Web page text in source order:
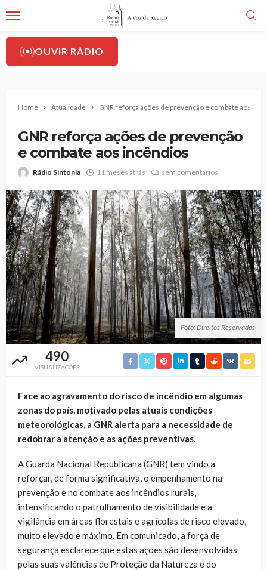
OUVIR RÁDIO
Home Atualidade GNR reforça ações de prevenção e combate aos
GNR reforça ações de prevenção
e combate aos incêndios
Rádio Sintonia 11 meses atrás sem comentários
Foto: Direitos Reservados
490
VISUALIZAÇÕES
Face ao agravamento do risco de incêndio em algumas
zonas do país, motivado pelas atuais condições
meteorológicas, a GNR alerta para a necessidade de
redobrar a atenção e as ações preventivas.
A Guarda Nacional Republicana (GNR) tem vindo a
reforçar, de forma significativa, o empenhamento na
prevenção e no combate aos incêndios rurais,
intensificando o patrulhamento de visibilidade e a
vigilância em áreas florestais e agrícolas de risco elevado,
muito elevado e máximo. Em comunicado, a força de
segurança esclarece que estas ações são desenvolvidas
pelas suas valências de Proteção da Natureza e do